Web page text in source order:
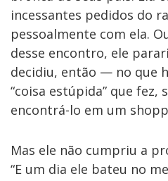
incessantes pedidos do
pessoalmente com ela.
desse encontro, ele
decidiu, então — no que
“coisa estúpida” que fez,
encontrá-lo em um
Mas ele não cumpriu a
“E um dia ele bateu no